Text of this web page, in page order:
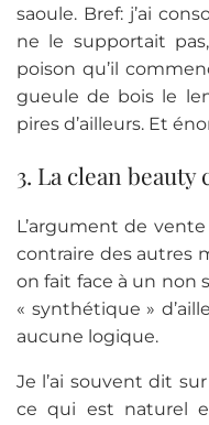
saoule. Bref: j’ai
ne le supportait
poison qu’il
gueule de bois le
pires d’ailleurs. Et
3. La clean beauty
L’argument de
contraire des autres
on fait face à un non
« synthétique »
aucune logique.
Je l’ai souvent dit
ce qui est naturel